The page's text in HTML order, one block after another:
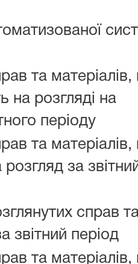
та
на розгляді на
періоду
та
за
справ
звітний період
та